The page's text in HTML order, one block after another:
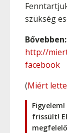
szükség
Bővebben:
http://
facebook
(Miért
frissült!